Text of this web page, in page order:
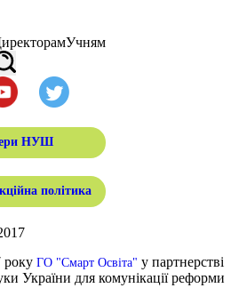
Учням
НУШ
політика
року ГО "Смарт Освіта" у партнерстві
України для комунікації реформи